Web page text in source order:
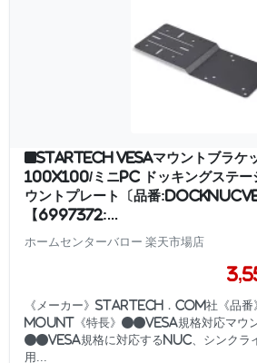
■StarTech VESAマウントブラケ
100x100/ミニPC ドッキングステー
ウントプレート〔品番
【6997372:...
ホームセンターバロー 楽天市場店
《メーカー》STARTECH．COM社《品
MOUNT《特長》●●VESA規格対応マウン
●●VESA規格に対応するNUC、シンクラ
用...